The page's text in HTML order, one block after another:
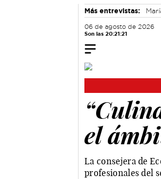
Más entrevistas:
06 de agosto de 2026
Son las 20:21:21
el
La consejera de
profesionales del